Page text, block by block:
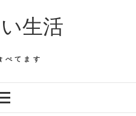
生活
べてます